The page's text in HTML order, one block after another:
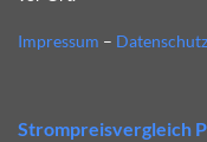
Impressum – Datenschutz
Strompreisvergleich